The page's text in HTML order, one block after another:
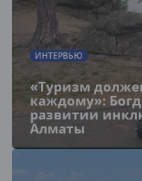
ИНТЕРВЬЮ
«Туризм
каждому»:
развитии
Алматы